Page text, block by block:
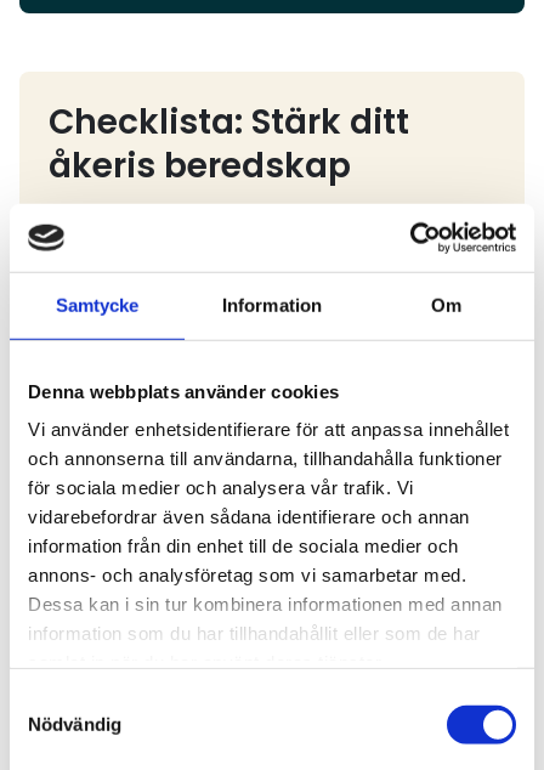
Samtycke Information Om
Denna webbplats använder cookies
Vi använder enhetsidentifierare för att anpassa innehållet
och annonserna till användarna, tillhandahålla funktioner
för sociala medier och analysera vår trafik. Vi
vidarebefordrar även sådana identifierare och annan
information från din enhet till de sociala medier och
annons- och analysföretag som vi samarbetar med.
Dessa kan i sin tur kombinera informationen med annan
information som du har tillhandahållit eller som de har
Nödvändig
Checklista: Stärk ditt
åkeris beredskap
Du behöver inte ha ett beredskapsavtal för att
arbeta med beredskap. Nedanstående punkter
hjälper dig att stärka din verksamhets robusthet –
oavsett om du berörs av formella krav eller inte.
Ta fram en kontinuitetsplan – vad händer om
nyckelpersoner blir sjuka, el försvinner eller
drivmedel tryter?
Säkerställ att du har reservkommunikation
(inte bara digital/mobil)
Dokumentera vilka fordon, förare och
resurser du kan mobilisera vid kort varsel
Kontrollera att ditt fordonsregister och din
personalförteckning är uppdaterad